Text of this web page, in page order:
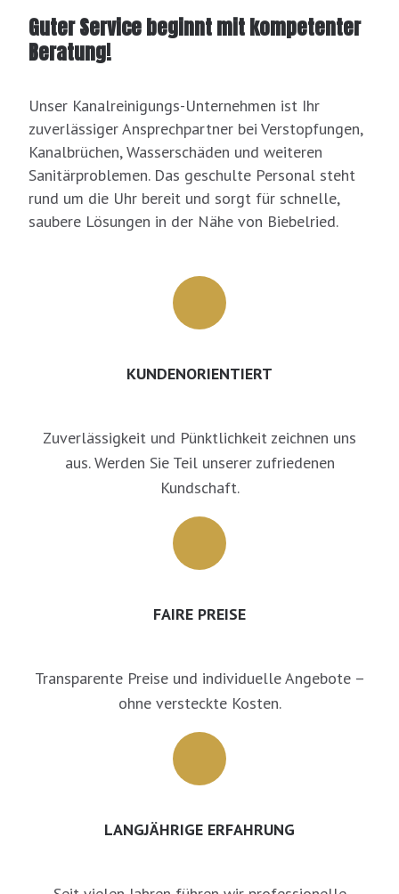
Guter Service beginnt mit kompetenter
Beratung!
Unser Kanalreinigungs-Unternehmen ist Ihr
zuverlässiger Ansprechpartner bei Verstopfungen,
Kanalbrüchen, Wasserschäden und weiteren
Sanitärproblemen. Das geschulte Personal steht
rund um die Uhr bereit und sorgt für schnelle,
saubere Lösungen in der Nähe von Biebelried.
KUNDENORIENTIERT
Zuverlässigkeit und Pünktlichkeit zeichnen uns
aus. Werden Sie Teil unserer zufriedenen
Kundschaft.
FAIRE PREISE
Transparente Preise und individuelle Angebote –
ohne versteckte Kosten.
LANGJÄHRIGE ERFAHRUNG